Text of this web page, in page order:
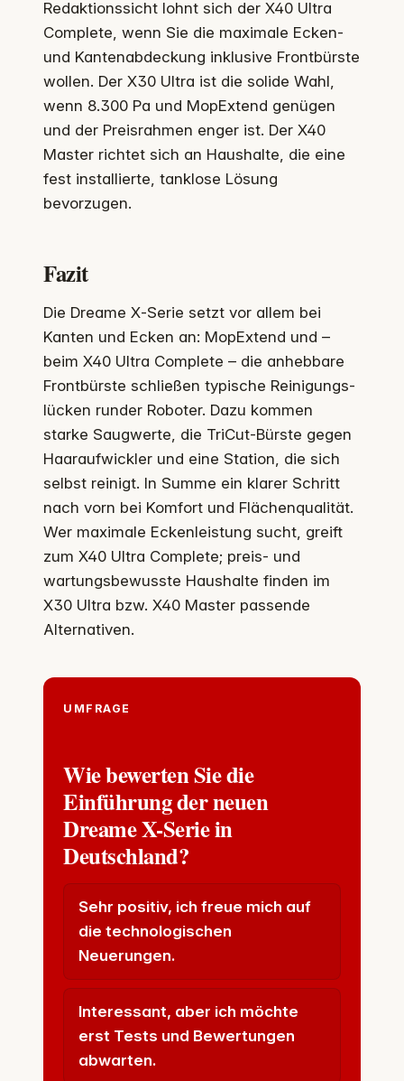
Redaktionssicht lohnt sich der X40 Ultra
Complete, wenn Sie die maximale Ecken-
und Kantenabdeckung inklusive Frontbürste
wollen. Der X30 Ultra ist die solide Wahl,
wenn 8.300 Pa und MopExtend genügen
und der Preisrahmen enger ist. Der X40
Master richtet sich an Haushalte, die eine
fest installierte, tanklose Lösung
bevorzugen.
Fazit
Die Dreame X‑Serie setzt vor allem bei
Kanten und Ecken an: MopExtend und –
beim X40 Ultra Complete – die anhebbare
Frontbürste schließen typische Reinigungs­
lücken runder Roboter. Dazu kommen
starke Saugwerte, die TriCut-Bürste gegen
Haaraufwickler und eine Station, die sich
selbst reinigt. In Summe ein klarer Schritt
nach vorn bei Komfort und Flächenqualität.
Wer maximale Eckenleistung sucht, greift
zum X40 Ultra Complete; preis- und
wartungsbewusste Haushalte finden im
X30 Ultra bzw. X40 Master passende
Alternativen.
UMFRAGE
Wie bewerten Sie die
Einführung der neuen
Dreame X-Serie in
Deutschland?
Sehr positiv, ich freue mich auf
die technologischen
Neuerungen.
Interessant, aber ich möchte
erst Tests und Bewertungen
abwarten.